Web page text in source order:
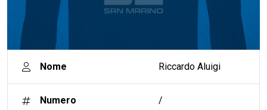
Nome Riccardo Aluigi
Numero /